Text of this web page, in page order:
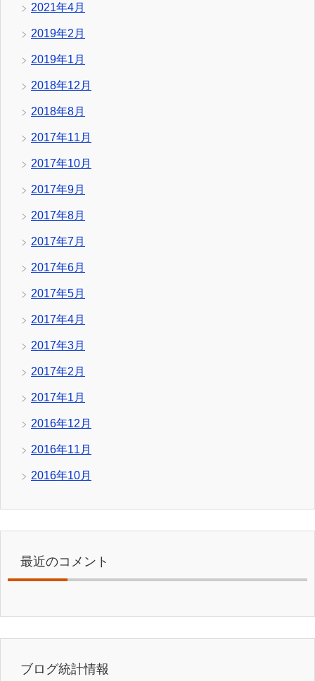
2021年4月
2019年2月
2019年1月
2018年12月
2018年8月
2017年11月
2017年10月
2017年9月
2017年8月
2017年7月
2017年6月
2017年5月
2017年4月
2017年3月
2017年2月
2017年1月
2016年12月
2016年11月
2016年10月
最近のコメント
ブログ統計情報